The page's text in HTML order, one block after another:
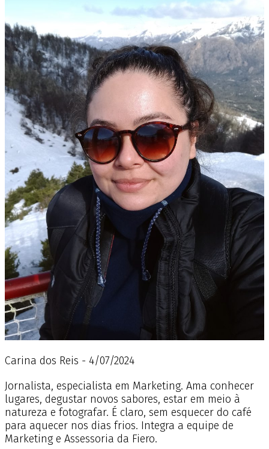
Carina dos Reis - 4/07/2024
Jornalista, especialista em Marketing. Ama conhecer
lugares, degustar novos sabores, estar em meio à
natureza e fotografar. É claro, sem esquecer do café
para aquecer nos dias frios. Integra a equipe de
Marketing e Assessoria da Fiero.